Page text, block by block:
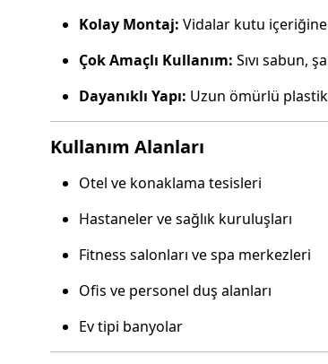
Kolay Montaj: Vidalar kutu
Çok Amaçlı Kullanım: Sıvı sabun,
Dayanıklı Yapı: Uzun ömürlü
Kullanım Alanları
Otel ve konaklama tesisleri
Hastaneler ve sağlık kuruluşları
Fitness salonları ve spa merkezleri
Ofis ve personel duş alanları
Ev tipi banyolar